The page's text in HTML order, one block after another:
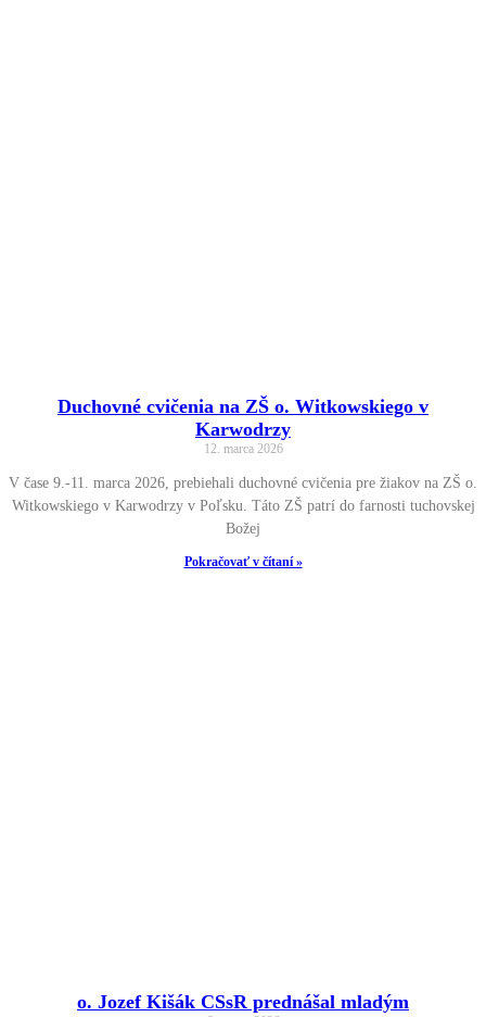
Duchovné cvičenia na ZŠ o. Witkowskiego v
Karwodrzy
12. marca 2026
V čase 9.-11. marca 2026, prebiehali duchovné cvičenia pre žiakov na ZŠ o.
Witkowskiego v Karwodrzy v Poľsku. Táto ZŠ patrí do farnosti tuchovskej
Božej
Pokračovať v čítaní »
o. Jozef Kišák CSsR prednášal mladým